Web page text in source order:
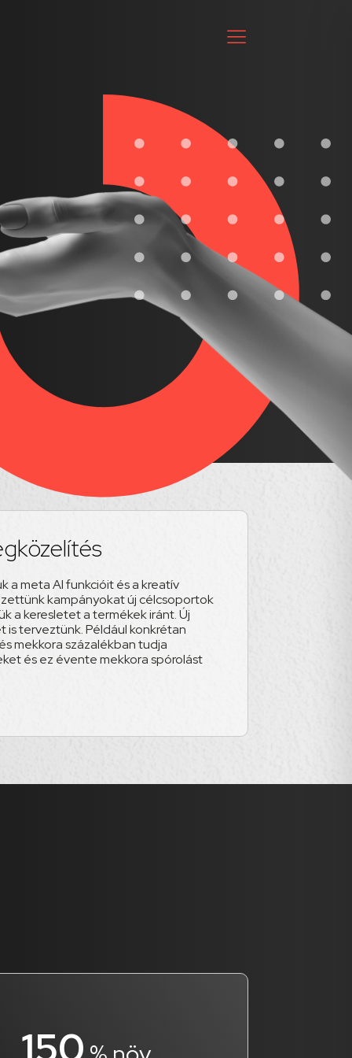
a meta AI funkcióit és a kreatív
kampányokat új célcsoportok
a keresletet a termékek iránt. Új
terveztünk. Például konkrétan
mekkora százalékban tudja
és ez évente mekkora spórolást
150